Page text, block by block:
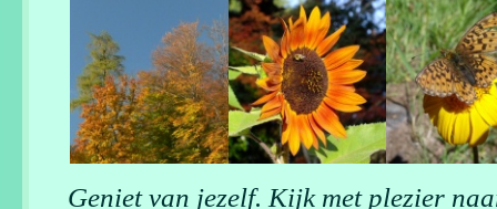
Geniet van jezelf. Kijk met plezier